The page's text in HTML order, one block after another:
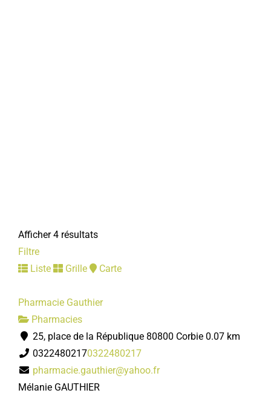
Afficher 4 résultats
Filtre
Liste
Grille Carte
Pharmacie Gauthier
Pharmacies
25, place de la République 80800 Corbie 0.07 km
03224802170322480217
pharmacie.gauthier@yahoo.fr
Mélanie GAUTHIER